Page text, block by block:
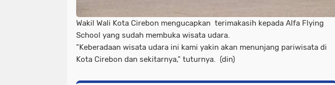
Wakil Wali Kota Cirebon mengucapkan terimakasih kepada Alfa Flying
School yang sudah membuka wisata udara.
"Keberadaan wisata udara ini kami yakin akan menunjang pariwisata di
Kota Cirebon dan sekitarnya," tuturnya. (din)